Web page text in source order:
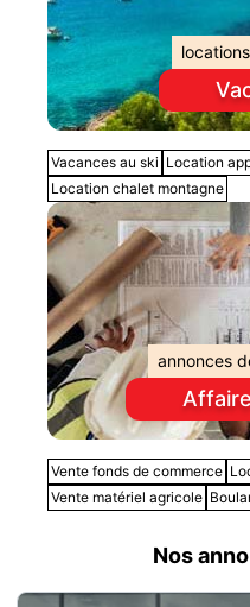
Vacances au ski Location
Location chalet montagne
annonces
Vente fonds de commerce
Vente matériel agricole
Nos